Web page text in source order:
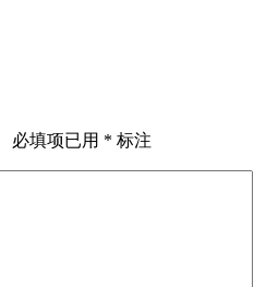
必填项已用 * 标注